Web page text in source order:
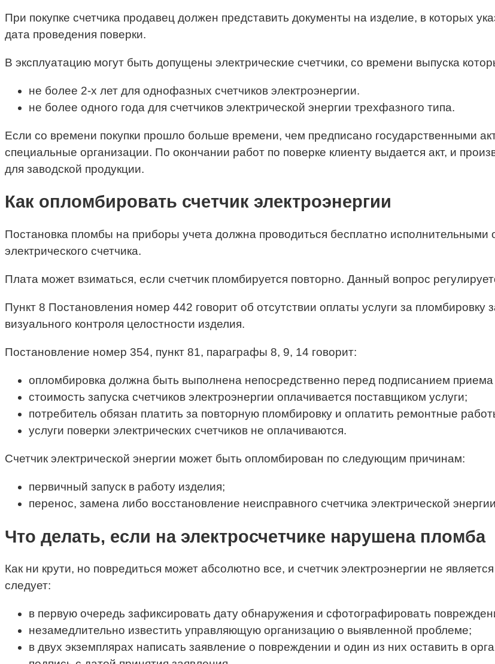
При покупке счетчика продавец должен представить документы на изделие, в которых
дата проведения поверки.
В эксплуатацию могут быть допущены электрические счетчики, со времени выпуска
не более 2-х лет для однофазных счетчиков электроэнергии.
не более одного года для счетчиков электрической энергии трехфазного типа.
Если со времени покупки прошло больше времени, чем предписано государственными
специальные организации. По окончании работ по поверке клиенту выдается акт, и
для заводской продукции.
Как опломбировать счетчик электроэнергии
Постановка пломбы на приборы учета должна проводиться бесплатно исполнительными
электрического счетчика.
Плата может взиматься, если счетчик пломбируется повторно. Данный вопрос
Пункт 8 Постановления номер 442 говорит об отсутствии оплаты услуги за пломбировку
визуального контроля целостности изделия.
Постановление номер 354, пункт 81, параграфы 8, 9, 14 говорит:
опломбировка должна быть выполнена непосредственно перед подписанием приема
стоимость запуска счетчиков электроэнергии оплачивается поставщиком услуги;
потребитель обязан платить за повторную пломбировку и оплатить ремонтные
услуги поверки электрических счетчиков не оплачиваются.
Счетчик электрической энергии может быть опломбирован по следующим причинам:
первичный запуск в работу изделия;
перенос, замена либо восстановление неисправного счетчика электрической
Что делать, если на электросчетчике нарушена пломба
Как ни крути, но повредиться может абсолютно все, и счетчик электроэнергии не
следует:
в первую очередь зафиксировать дату обнаружения и сфотографировать
незамедлительно известить управляющую организацию о выявленной проблеме;
в двух экземплярах написать заявление о повреждении и один из них оставить в